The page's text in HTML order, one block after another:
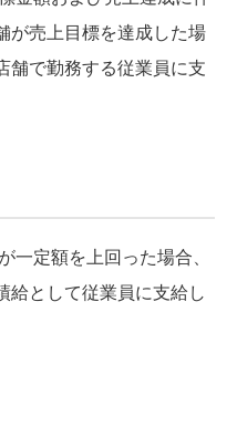
が売上目標を達成した場
舗で勤務する従業員に支
定額を上回った場合、
給として従業員に支給し